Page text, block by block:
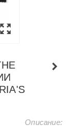
Описание: